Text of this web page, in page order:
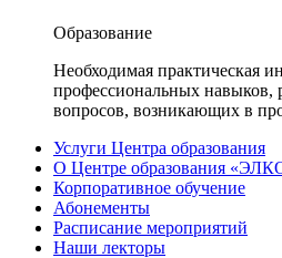
Образование
Необходимая практическая
профессиональных
вопросов, возникающих в
Услуги Центра образования
О Центре образования
Корпоративное обучение
Абонементы
Расписание мероприятий
Наши лекторы